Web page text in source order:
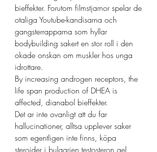
bieffekter. Forutom filmstjarnor spelar de
otaliga Youtube-kandisarna och
gangsterrapparna som hyllar
bodybuilding sakert en stor roll i den
okade onskan om muskler hos unga
idrottare.
By increasing androgen receptors, the
life span production of DHEA is
affected, dianabol bieffekter.
Det ar inte ovanligt att du far
hallucinationer, alltsa upplever saker
som egentligen inte finns, köpa
steroider i bulgarien testosteron gel